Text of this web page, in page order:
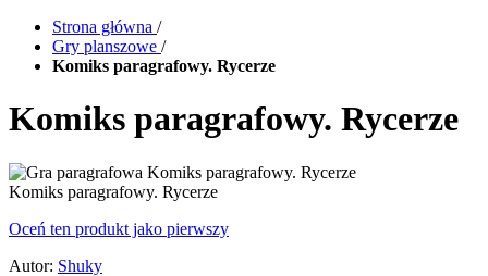
Strona główna /
Gry planszowe /
Komiks paragrafowy. Rycerze
Komiks paragrafowy. Rycerze
Komiks paragrafowy. Rycerze
Oceń ten produkt jako pierwszy
Autor: Shuky